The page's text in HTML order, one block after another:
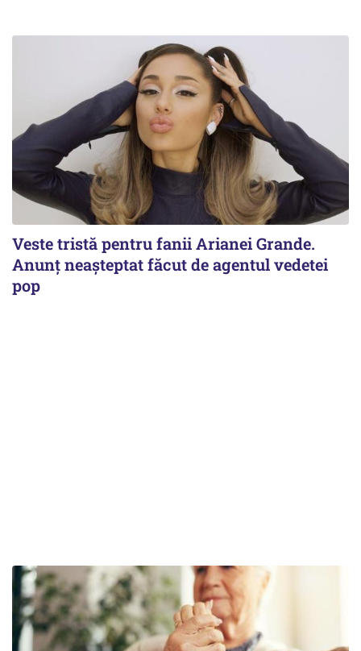
Veste tristă pentru fanii Arianei Grande.
Anunț neașteptat făcut de agentul vedetei
pop